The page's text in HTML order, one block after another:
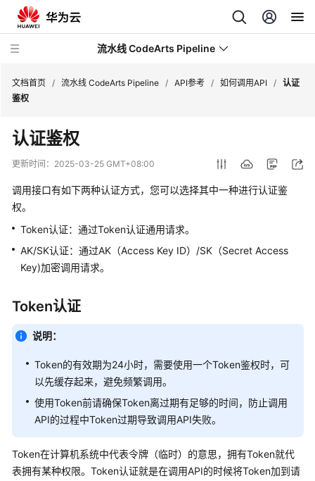
流水线 CodeArts Pipeline
最
新
动
介
绍
速
门
用
佳
实
文档首页 / 流水线 CodeArts Pipeline / API参考 / 如何调用API / 认证
鉴权
认证鉴权
更新时间： 2025-03-25 GMT+08:00
调用接口有如下两种认证方式，您可以选择其中一种进行认证鉴
权。
Token认证：通过Token认证通用请求。
AK/SK认证：通过AK（Access Key ID）/SK（Secret Access
Key)加密调用请求。
Token认证
说明：
Token的有效期为24小时，需要使用一个Token鉴权时，可
以先缓存起来，避免频繁调用。
使用Token前请确保Token离过期有足够的时间，防止调用
API的过程中Token过期导致调用API失败。
Token在计算机系统中代表令牌（临时）的意思，拥有Token就代
表拥有某种权限。Token认证就是在调用API的时候将Token加到请